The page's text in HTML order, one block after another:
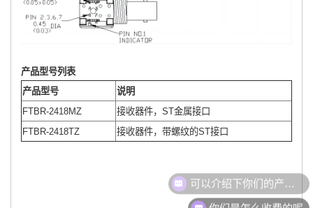
产品型号列表
产品型号
说明
FTBR-2418MZ
接收器件，ST金属接口
FTBR-2418TZ
接收器件，带螺纹的ST接口
可以介绍下你们的产品么
你们是怎么收费的呢